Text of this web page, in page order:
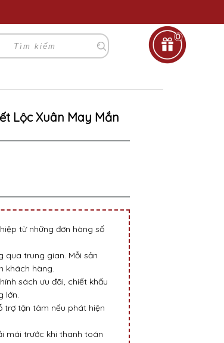
0
Lộc Xuân May Mắn
từ những đơn hàng số
qua trung gian. Mỗi sản
khách hàng.
sách ưu đãi, chiết khấu
lớn.
trợ tận tâm nếu phát hiện
mái trước khi thanh toán